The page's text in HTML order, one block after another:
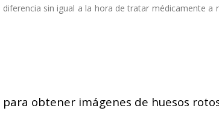
sin igual a la hora de tratar médicamente a
obtener imágenes de huesos